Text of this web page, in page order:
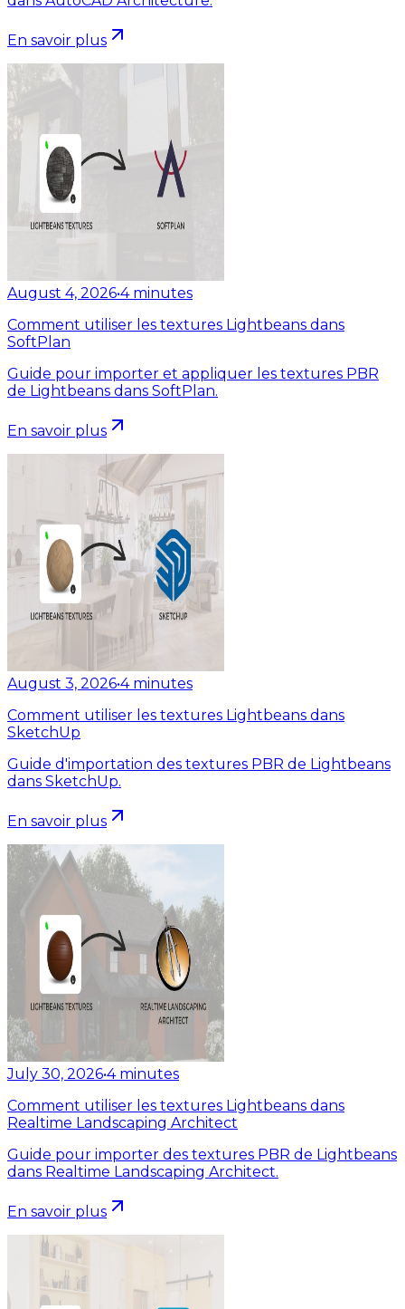
En savoir plus
August 4, 2026•4 minutes
Comment utiliser les textures Lightbeans dans
SoftPlan
Guide pour importer et appliquer les textures PBR
de Lightbeans dans SoftPlan.
En savoir plus
August 3, 2026•4 minutes
Comment utiliser les textures Lightbeans dans
SketchUp
Guide d'importation des textures PBR de Lightbeans
dans SketchUp.
En savoir plus
July 30, 2026•4 minutes
Comment utiliser les textures Lightbeans dans
Realtime Landscaping Architect
Guide pour importer des textures PBR de Lightbeans
dans Realtime Landscaping Architect.
En savoir plus